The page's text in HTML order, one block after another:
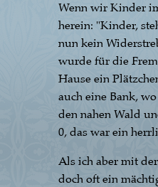
Wenn wir Kinder
herein: "Kinder,
nun kein
wurde für die
Hause ein
auch eine Bank,
den nahen Wald
0, das war ein
Als ich aber mit
doch oft ein